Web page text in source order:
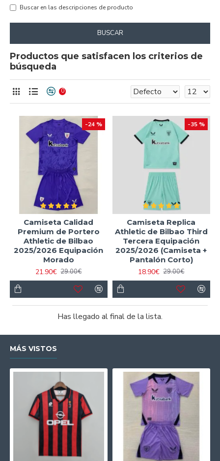
Buscar en las descripciones de producto
BUSCAR
Productos que satisfacen los criterios de
búsqueda
0
-24 %
Camiseta Calidad
Premium de Portero
Athletic de Bilbao
2025/2026 Equipación
Morado
21.90€ 29.00€
-35 %
Camiseta Replica
Athletic de Bilbao Third
Tercera Equipación
2025/2026 (Camiseta +
Pantalón Corto)
18.90€ 29.00€
Has llegado al final de la lista.
MÁS VISTOS